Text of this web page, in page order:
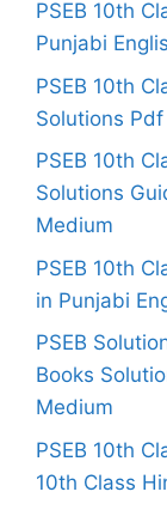
PSEB 10th
Punjabi
PSEB 10th
Solutions Pdf
PSEB 10th
Solutions
Medium
PSEB 10th
in Punjabi
PSEB
Books
Medium
PSEB 10th
10th Class